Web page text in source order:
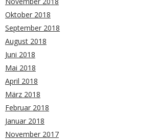
Oktober 2018
September 2018
August 2018
Juni 2018
Mai 2018
April 2018
März 2018
Februar 2018
Januar 2018
November 2017